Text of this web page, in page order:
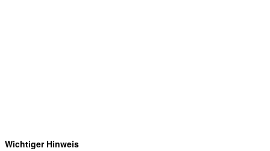
Wichtiger Hinweis